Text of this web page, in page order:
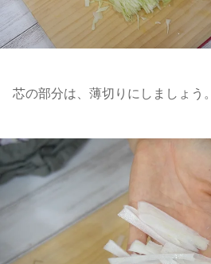
芯の部分は、薄切りにしましょう。